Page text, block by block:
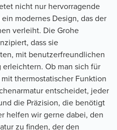
nicht nur hervorragende
modernes Design, das der
verleiht. Die Grohe
dass sie
mit benutzerfreundlichen
Ob man sich für
thermostatischer Funktion
entscheidet, jeder
die Präzision, die benötigt
helfen wir gerne dabei, den
zu finden, der den